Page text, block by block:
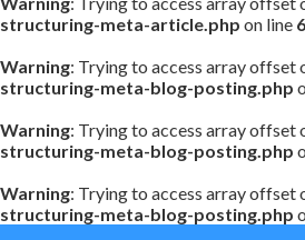
structuring-meta-article.php on line
Warning: Trying to access array offset
structuring-meta-blog-posting.php
Warning: Trying to access array offset
structuring-meta-blog-posting.php
Warning: Trying to access array offset
structuring-meta-blog-posting.php